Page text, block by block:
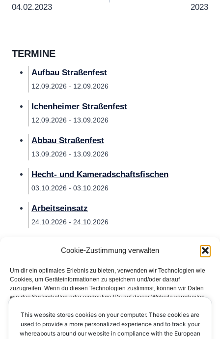
Cookie-Zustimmung verwalten
Um dir ein optimales Erlebnis zu bieten, verwenden wir Technologien wie
Cookies, um Geräteinformationen zu speichern und/oder darauf
zuzugreifen. Wenn du diesen Technologien zustimmst, können wir Daten
wie das Surfverhalten oder eindeutige IDs auf dieser Website verarbeiten.
bestimmte Merkmale und Funktionen beeinträchtigt werden.
04.02.2023
2023
TERMINE
Aufbau Straßenfest
12.09.2026 - 12.09.2026
Ichenheimer Straßenfest
12.09.2026 - 13.09.2026
Abbau Straßenfest
13.09.2026 - 13.09.2026
Hecht- und Kameradschaftsfischen
03.10.2026 - 03.10.2026
Arbeitseinsatz
24.10.2026 - 24.10.2026
Impressum Datenschutzerklärung
Kontakt
This website stores cookies on your computer. These cookies are
used to provide a more personalized experience and to track your
whereabouts around our website in compliance with the European